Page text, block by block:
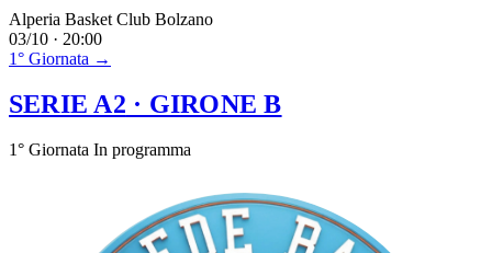
Alperia Basket Club Bolzano
03/10 · 20:00
1° Giornata →
SERIE A2 · GIRONE B
1° Giornata In programma